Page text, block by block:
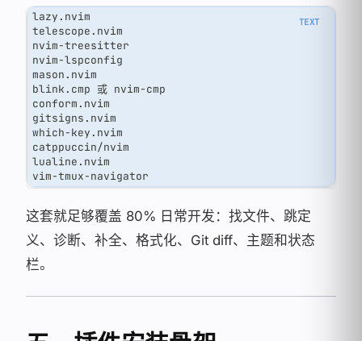
lazy.nvim
telescope.nvim
nvim-treesitter
nvim-lspconfig
mason.nvim
blink.cmp 或 nvim-cmp
conform.nvim
gitsigns.nvim
which-key.nvim
catppuccin/nvim
lualine.nvim
vim-tmux-navigator
这套就足够覆盖 80% 日常开发：找文件、跳定
义、诊断、补全、格式化、Git diff、主题和状态
栏。